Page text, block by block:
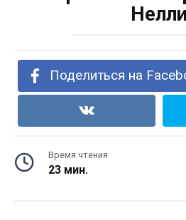
Нелли
Поделиться на
Время чтения
23 мин.